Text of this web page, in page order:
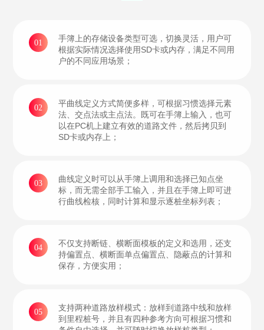
01
手簿上的存储设备类型可选，切换灵活，用户可
根据实际情况选择使用SD卡或内存，满足不同用
户的不同应用场景；
02
平曲线定义方式简便多样，可根据习惯选择元素
法、交点法或主点法。既可在手簿上输入，也可
以在PC机上建立有效的道路文件，然后拷贝到
SD卡或内存上；
03
曲线定义时可以从手簿上调用和选择已知点坐
标，而无需全部手工输入，并且在手簿上即可进
行曲线检核，同时计算和显示逐桩坐标列表；
04
不仅支持断链、横断面模板的定义和选用，还支
持偏置点、横断面单点偏置点、隐蔽点的计算和
保存，方便实用；
05
支持两种道路放样模式：放样到道路中线和放样
到里程桩号，并且有四种参考方向可根据习惯和